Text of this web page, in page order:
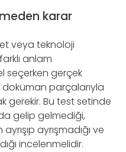
karar
veya teknoloji
anlam
seçerken gerçek
doküman parçalarıyla
gerekir. Bu test setinde
gelip gelmediği,
ayrışmadığı ve
incelenmelidir.